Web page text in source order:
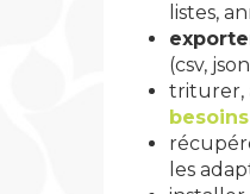
listes,
(csv,
triturer,
besoins
les